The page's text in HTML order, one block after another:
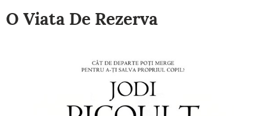
O Viata De Rezerva